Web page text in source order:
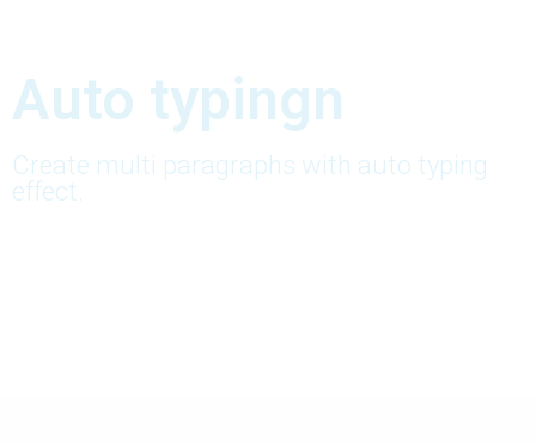
Auto typingn
Create multi paragraphs with auto typing
effect.